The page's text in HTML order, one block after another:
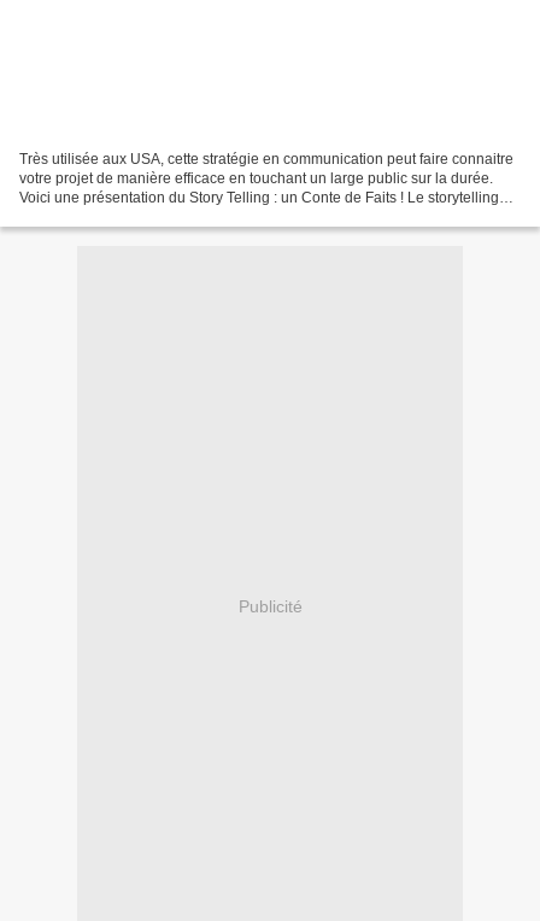
Très utilisée aux USA, cette stratégie en communication peut faire connaitre
votre projet de manière efficace en touchant un large public sur la durée.
Voici une présentation du Story Telling : un Conte de Faits ! Le storytelling
Publicité